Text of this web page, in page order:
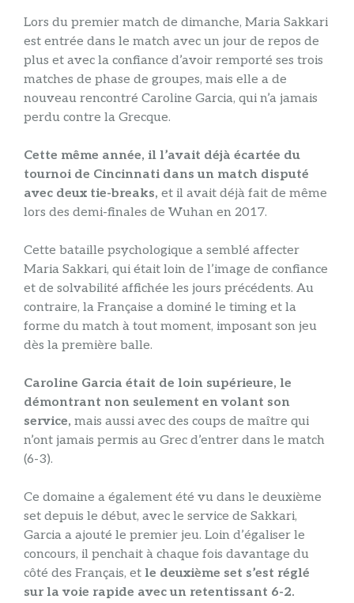
Lors du premier match de dimanche, Maria Sakkari
est entrée dans le match avec un jour de repos de
plus et avec la confiance d’avoir remporté ses trois
matches de phase de groupes, mais elle a de
nouveau rencontré Caroline Garcia, qui n’a jamais
perdu contre la Grecque.
Cette même année, il l’avait déjà écartée du
tournoi de Cincinnati dans un match disputé
avec deux tie-breaks, et il avait déjà fait de même
lors des demi-finales de Wuhan en 2017.
Cette bataille psychologique a semblé affecter
Maria Sakkari, qui était loin de l’image de confiance
et de solvabilité affichée les jours précédents. Au
contraire, la Française a dominé le timing et la
forme du match à tout moment, imposant son jeu
dès la première balle.
Caroline Garcia était de loin supérieure, le
démontrant non seulement en volant son
service, mais aussi avec des coups de maître qui
n’ont jamais permis au Grec d’entrer dans le match
(6-3).
Ce domaine a également été vu dans le deuxième
set depuis le début, avec le service de Sakkari,
Garcia a ajouté le premier jeu. Loin d’égaliser le
concours, il penchait à chaque fois davantage du
côté des Français, et le deuxième set s’est réglé
sur la voie rapide avec un retentissant 6-2.